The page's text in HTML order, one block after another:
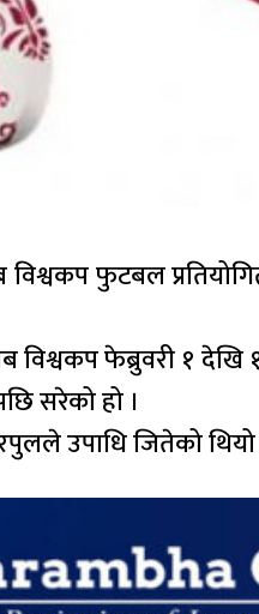
फुटबल
फेब्रुवरी १
सरेको हो ।
उपाधि जितेको